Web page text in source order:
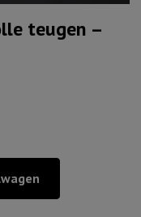
teugen –